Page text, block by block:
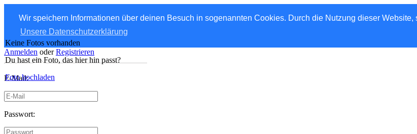
Wir speichern Informationen über deinen Besuch in sogenannten Cookies. Durch die Nutzung dieser
Unsere Datenschutzerklärung
Anmelden oder Registrieren
E-Mail:
Passwort:
Keine Fotos vorhanden
Du hast ein Foto, das hier hin passt?
Foto hochladen